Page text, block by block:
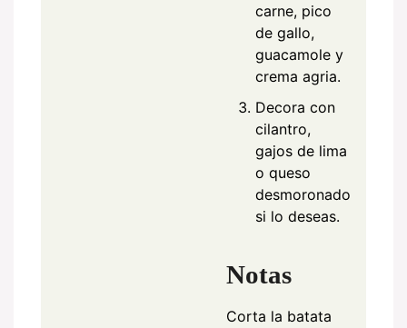
carne, pico
de gallo,
guacamole y
crema agria.
Decora con
cilantro,
gajos de lima
o queso
desmoronado
si lo deseas.
Notas
Corta la batata